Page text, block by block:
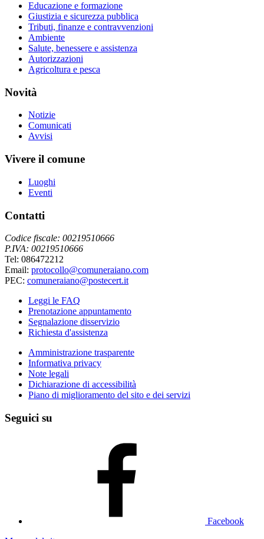
Educazione e formazione
Giustizia e sicurezza pubblica
Tributi, finanze e contravvenzioni
Ambiente
Salute, benessere e assistenza
Autorizzazioni
Agricoltura e pesca
Novità
Notizie
Comunicati
Avvisi
Vivere il comune
Luoghi
Eventi
Contatti
Codice fiscale: 00219510666
P.IVA: 00219510666
Tel: 086472212
Email: protocollo@comuneraiano.com
PEC: comuneraiano@postecert.it
Leggi le FAQ
Prenotazione appuntamento
Segnalazione disservizio
Richiesta d'assistenza
Amministrazione trasparente
Informativa privacy
Note legali
Dichiarazione di accessibilità
Piano di miglioramento del sito e dei servizi
Seguici su
Facebook